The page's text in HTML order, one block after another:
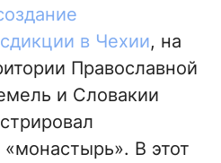
в Чехии, на
Православной
и Словакии
В этот